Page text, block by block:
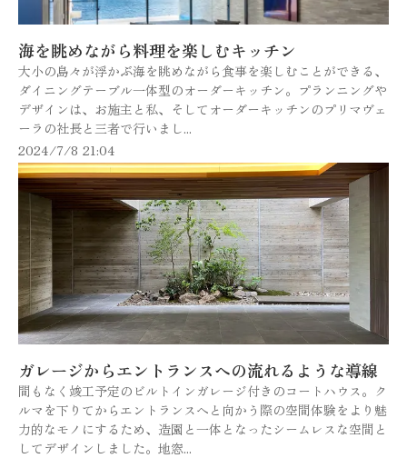
海を眺めながら料理を楽しむキッチン
大小の島々が浮かぶ海を眺めながら食事を楽しむことができる、
ダイニングテーブル一体型のオーダーキッチン。プランニングや
デザインは、お施主と私、そしてオーダーキッチンのプリマヴェ
ーラの社長と三者で行いまし...
2024/7/8 21:04
ガレージからエントランスへの流れるような導線
間もなく竣工予定のビルトインガレージ付きのコートハウス。ク
ルマを下りてからエントランスへと向かう際の空間体験をより魅
力的なモノにするため、造園と一体となったシームレスな空間と
してデザインしました。地窓...